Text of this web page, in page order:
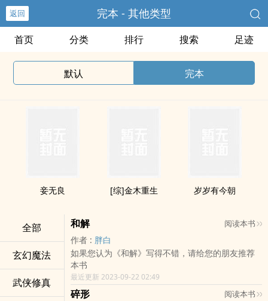
返回 完本 - 其他类型
首页 分类 排行 搜索 足迹
默认 完本
妾无良 [综]金木重生 岁岁有今朝
全部
玄幻魔法
武侠修真
和解 阅读本书
作者 : 胖白
如果您认为《和解》写得不错，请给您的朋友推荐
本书
最近更新 2023-09-22 02:49
碎形 阅读本书